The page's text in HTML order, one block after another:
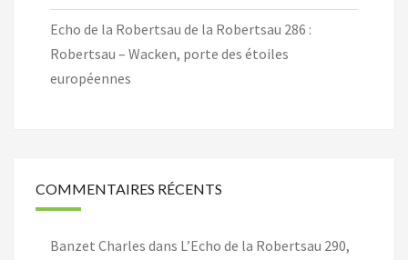
Echo de la Robertsau de la Robertsau 286 :
Robertsau – Wacken, porte des étoiles
européennes
COMMENTAIRES RÉCENTS
Banzet Charles dans L’Echo de la Robertsau 290,